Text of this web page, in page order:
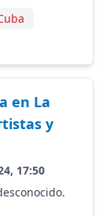
en La
y
17:50